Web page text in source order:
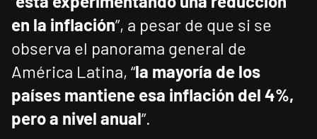
en la inflación”, a pesar de que si se
observa el panorama general de
América Latina, “la mayoría de los
países mantiene esa inflación del 4%,
pero a nivel anual”.